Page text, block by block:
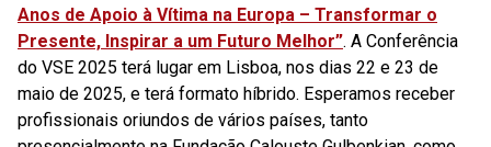
Anos de Apoio à Vítima na Europa – Transformar o
Presente, Inspirar a um Futuro Melhor”. A Conferência
do VSE 2025 terá lugar em Lisboa, nos dias 22 e 23 de
maio de 2025, e terá formato híbrido. Esperamos receber
profissionais oriundos de vários países, tanto